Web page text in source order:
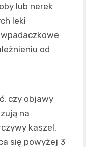
lub nerek
leki
od
czy objawy
na
kaszel,
się powyżej 3